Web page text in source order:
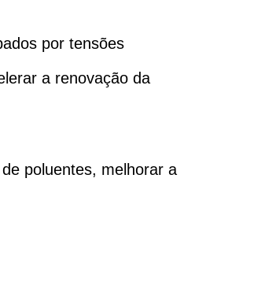
por tensões
a renovação da
poluentes, melhorar a